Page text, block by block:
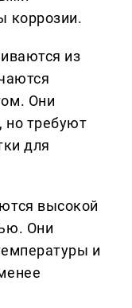
коррозии.
из
Они
но требуют
для
высокой
Они
и